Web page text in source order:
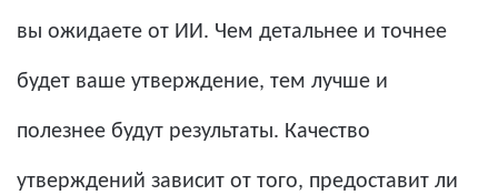
вы ожидаете от ИИ. Чем детальнее и точнее
будет ваше утверждение, тем лучше и
полезнее будут результаты. Качество
утверждений зависит от того, предоставит ли